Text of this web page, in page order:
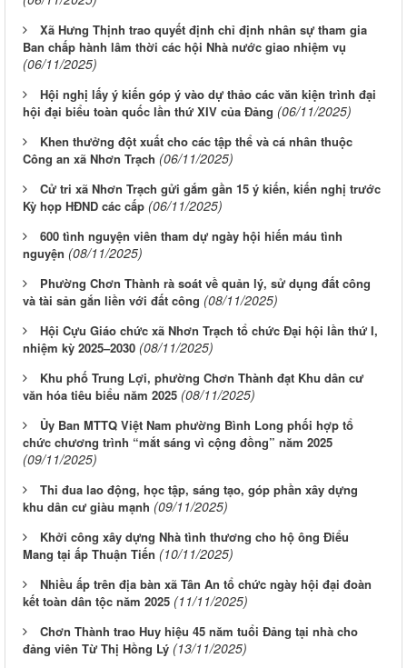
Xã Hưng Thịnh trao quyết định chỉ định nhân sự tham gia
Ban chấp hành lâm thời các hội Nhà nước giao nhiệm vụ
(06/11/2025)
Hội nghị lấy ý kiến góp ý vào dự thảo các văn kiện trình đại
hội đại biểu toàn quốc lần thứ XIV của Đảng (06/11/2025)
Khen thưởng đột xuất cho các tập thể và cá nhân thuộc
Công an xã Nhơn Trạch (06/11/2025)
Cử tri xã Nhơn Trạch gửi gắm gần 15 ý kiến, kiến nghị trước
Kỳ họp HĐND các cấp (06/11/2025)
600 tình nguyện viên tham dự ngày hội hiến máu tình
nguyện (08/11/2025)
Phường Chơn Thành rà soát về quản lý, sử dụng đất công
và tài sản gắn liền với đất công (08/11/2025)
Hội Cựu Giáo chức xã Nhơn Trạch tổ chức Đại hội lần thứ I,
nhiệm kỳ 2025–2030 (08/11/2025)
Khu phố Trung Lợi, phường Chơn Thành đạt Khu dân cư
văn hóa tiêu biểu năm 2025 (08/11/2025)
Ủy Ban MTTQ Việt Nam phường Bình Long phối hợp tổ
chức chương trình “mắt sáng vì cộng đồng” năm 2025
(09/11/2025)
Thi đua lao động, học tập, sáng tạo, góp phần xây dựng
khu dân cư giàu mạnh (09/11/2025)
Khởi công xây dựng Nhà tình thương cho hộ ông Điểu
Mang tại ấp Thuận Tiến (10/11/2025)
Nhiều ấp trên địa bàn xã Tân An tổ chức ngày hội đại đoàn
kết toàn dân tộc năm 2025 (11/11/2025)
Chơn Thành trao Huy hiệu 45 năm tuổi Đảng tại nhà cho
đảng viên Từ Thị Hồng Lý (13/11/2025)